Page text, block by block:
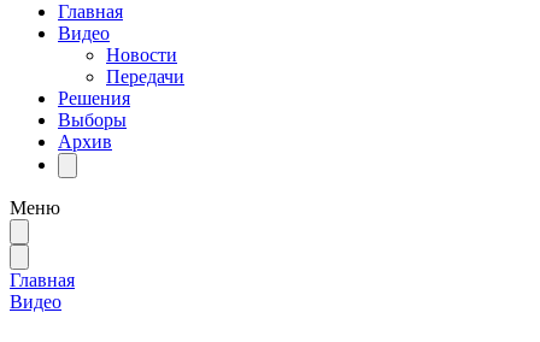
Главная
Видео
Новости
Передачи
Решения
Выборы
Архив
Меню
Главная
Видео